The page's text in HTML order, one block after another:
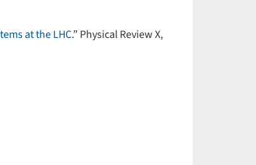
at the LHC.” Physical Review X,